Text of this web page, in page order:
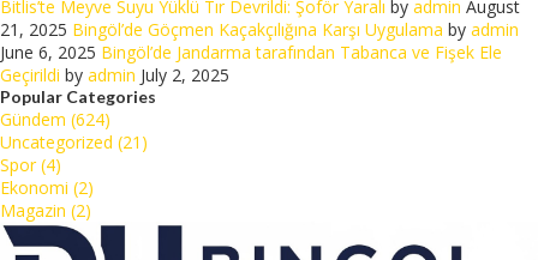
Bitlis’te Meyve Suyu Yüklü Tır Devrildi: Şoför Yaralı by admin August
21, 2025 Bingöl’de Göçmen Kaçakçılığına Karşı Uygulama by admin
June 6, 2025 Bingöl’de Jandarma tarafından Tabanca ve Fişek Ele
Geçirildi by admin July 2, 2025
Popular Categories
Gündem (624)
Uncategorized (21)
Spor (4)
Ekonomi (2)
Magazin (2)